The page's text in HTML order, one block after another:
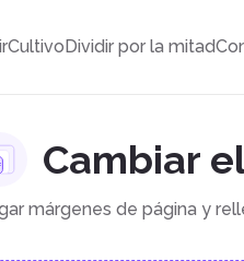
CultivoDividir por la mitad
Cambiar
márgenes de página y